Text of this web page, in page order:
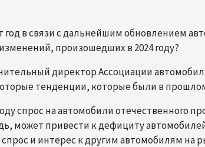
год в связи с дальнейшим обновлением
произошедших в 2024 году?
директор Ассоциации
тенденции, которые были в прошлом
спрос на автомобили отечественного
может привести к дефициту
и интерес к другим автомобилям на